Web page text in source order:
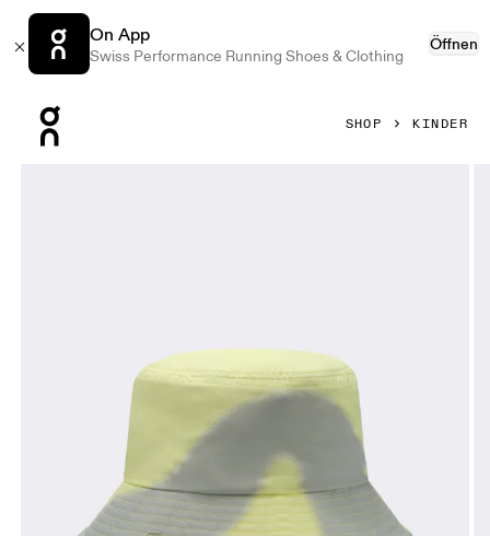
On App
Swiss Performance Running Shoes & Clothing
Öffnen
SHOP KINDER